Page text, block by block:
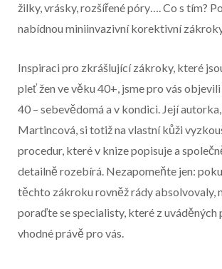
žilky, vrásky, rozšířené póry…. Co s tím?
nabídnou miniinvazivní korektivní
Začátek reklamy
Konec reklamy
Inspiraci pro zkrášlující zákroky, které
pleť žen ve věku 40+, jsme pro vás
40 – sebevědomá a v kondici. Její autorka,
Martincová, si totiž na vlastní kůži
procedur, které v knize popisuje a
detailně rozebírá. Nezapomeňte jen:
těchto zákroku rovněž rády absolvovaly,
poraďte se specialisty, které z uváděných
vhodné právě pro vás.